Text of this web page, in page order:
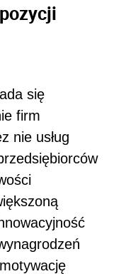
się
firm
nie usług